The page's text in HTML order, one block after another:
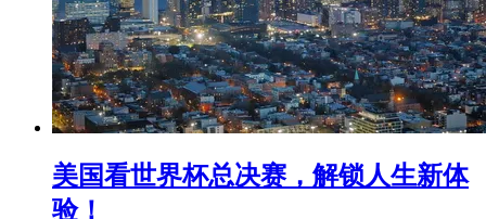
美国看世界杯总决赛，解锁人生新体
验！